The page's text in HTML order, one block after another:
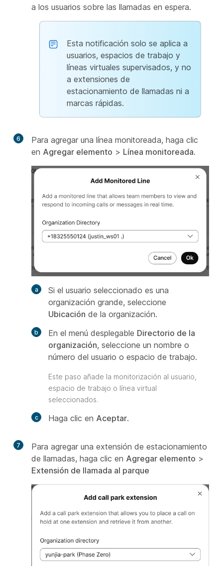
a los usuarios sobre las llamadas en espera.
Esta notificación solo se aplica a
usuarios, espacios de trabajo y
líneas virtuales supervisados, y no
a extensiones de
estacionamiento de llamadas ni a
marcas rápidas.
6
Para agregar una línea monitoreada, haga clic
en Agregar elemento > Línea monitoreada.
Si el usuario seleccionado es una
organización grande, seleccione
Ubicación de la organización.
En el menú desplegable Directorio de la
organización, seleccione un nombre o
número del usuario o espacio de trabajo.
Este paso añade la monitorización al usuario,
espacio de trabajo o línea virtual
seleccionados.
Haga clic en Aceptar.
7
Para agregar una extensión de estacionamiento
de llamadas, haga clic en Agregar elemento >
Extensión de llamada al parque